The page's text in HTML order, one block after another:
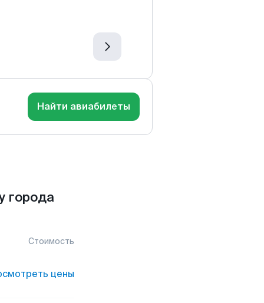
Найти авиабилеты
города
Стоимость
цены